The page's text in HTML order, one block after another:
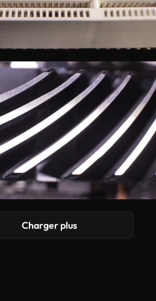
Charger plus